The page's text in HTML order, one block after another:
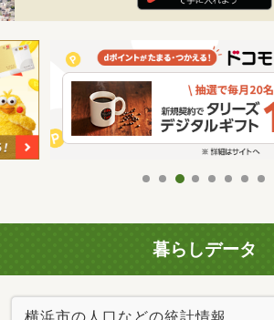
暮らしデータ